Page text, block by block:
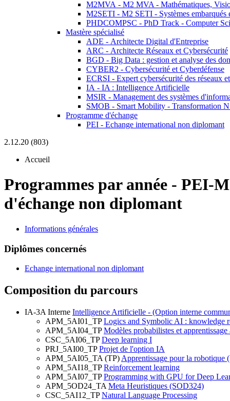
M2MVA - M2 MVA - Mathématiques,
M2SETI - M2 SETI - Systèmes embarqués
PHDCOMPSC - PhD Track - Computer
Mastère spécialisé
ADE - Architecte Digital d'Entreprise
ARC - Architecte Réseaux et Cybersécurité
BGD - Big Data : gestion et analyse des
CYBER2 - Cybersécurité et Cyberdéfense
ECRSI - Expert cybersécurité des réseaux
IA - IA : Intelligence Artificielle
MSIR - Management des systèmes
SMOB - Smart Mobility - Transformation
Programme d'échange
PEI - Echange international non diplomant
2.12.20 (803)
Accueil
Programmes par année - PEI-
d'échange non diplomant
Informations générales
Diplômes concernés
Echange international non diplomant
Composition du parcours
IA-3A Interne Intelligence Artificielle - (Option interne
APM_5AI01_TP Logics and Symbolic AI : knowledge
APM_5AI04_TP Modèles probabilistes et apprentissage
CSC_5AI06_TP Deep learning I
PRJ_5AI00_TP Projet de l'option IA
APM_5AI05_TA (TP) Apprentissage pour la robotique
APM_5AI18_TP Reinforcement learning
APM_5AI07_TP Programming with GPU for Deep
APM_5OD24_TA Meta Heuristiques (SOD324)
CSC_5AI12_TP Natural Language Processing